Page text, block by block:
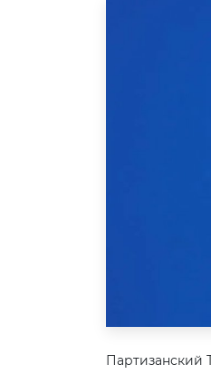
Партизанский